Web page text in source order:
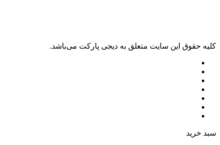
کليه حقوق اين سايت متعلق به دیجی پارکت می‌باشد.
سبد خرید